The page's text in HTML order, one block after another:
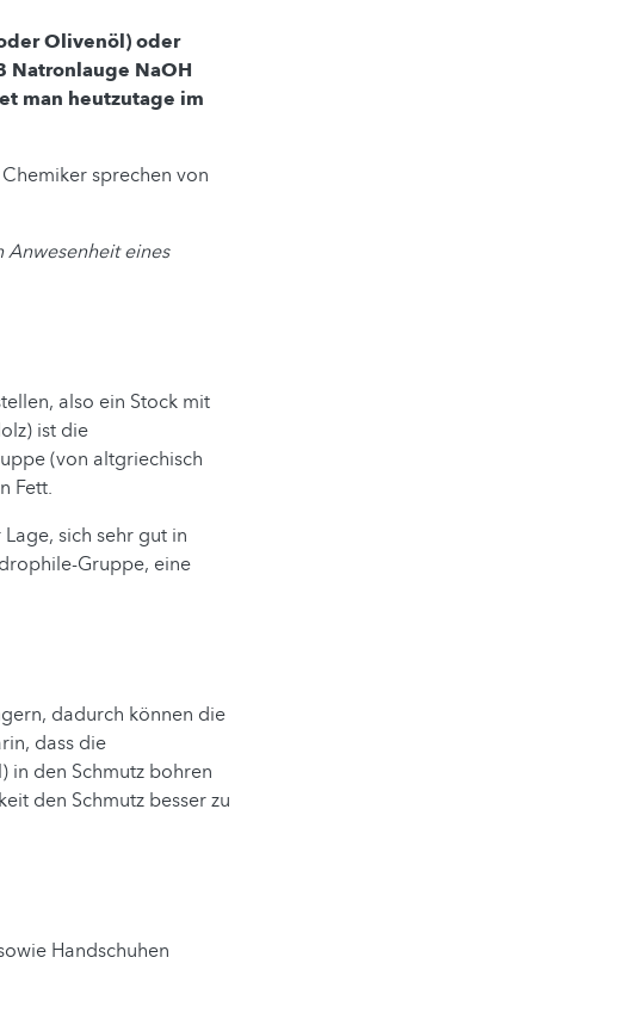
Olivenöl) oder
Natronlauge NaOH
man heutzutage im
sprechen von
eines
also ein Stock mit
ist die
(von altgriechisch
Fett.
sich sehr gut in
Gruppe, eine
dadurch können die
dass die
in den Schmutz bohren
den Schmutz besser zu
Handschuhen